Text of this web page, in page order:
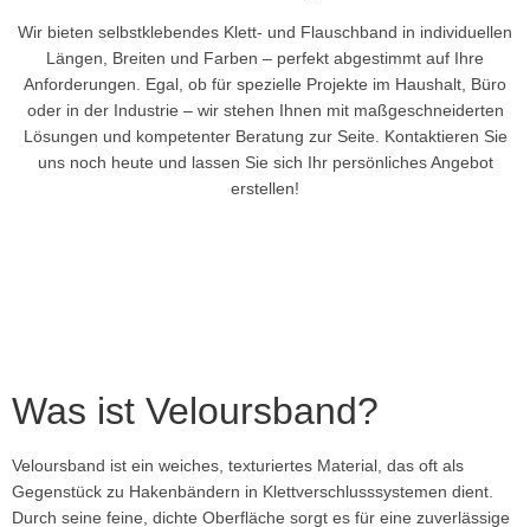
Wir bieten selbstklebendes Klett- und Flauschband in individuellen
Längen, Breiten und Farben – perfekt abgestimmt auf Ihre
Anforderungen. Egal, ob für spezielle Projekte im Haushalt, Büro
oder in der Industrie – wir stehen Ihnen mit maßgeschneiderten
Lösungen und kompetenter Beratung zur Seite. Kontaktieren Sie
uns noch heute und lassen Sie sich Ihr persönliches Angebot
erstellen!
Was ist Veloursband?
Veloursband ist ein weiches, texturiertes Material, das oft als
Gegenstück zu Hakenbändern in Klettverschlusssystemen dient.
Durch seine feine, dichte Oberfläche sorgt es für eine zuverlässige